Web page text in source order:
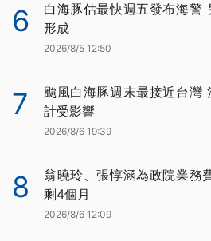
6
白海豚估最快週五發布海警
形成
2026/8/5 12:50
7
颱風白海豚週末最接近台灣
計受影響
2026/8/6 19:39
8
翁曉玲、張惇涵為政院業務
剩4個月
2026/8/6 12:09